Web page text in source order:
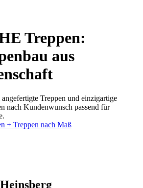
Treppen:
aus
Treppen und einzigartige
nach Kundenwunsch passend für
+ Treppen nach Maß